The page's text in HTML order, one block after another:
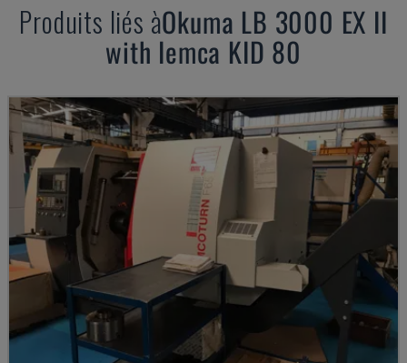
Produits liés àOkuma LB 3000 EX II
with Iemca KID 80